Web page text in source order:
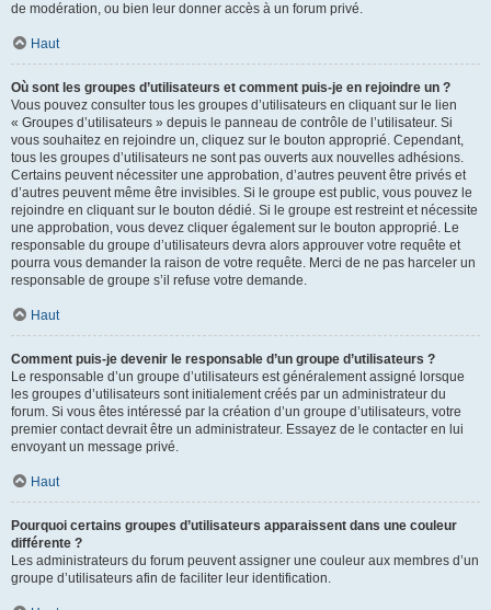
de modération, ou bien leur donner accès à un forum privé.
Haut
Où sont les groupes d’utilisateurs et comment puis-je en rejoindre un ?
Vous pouvez consulter tous les groupes d’utilisateurs en cliquant sur le lien
« Groupes d’utilisateurs » depuis le panneau de contrôle de l’utilisateur. Si
vous souhaitez en rejoindre un, cliquez sur le bouton approprié. Cependant,
tous les groupes d’utilisateurs ne sont pas ouverts aux nouvelles adhésions.
Certains peuvent nécessiter une approbation, d’autres peuvent être privés et
d’autres peuvent même être invisibles. Si le groupe est public, vous pouvez le
rejoindre en cliquant sur le bouton dédié. Si le groupe est restreint et nécessite
une approbation, vous devez cliquer également sur le bouton approprié. Le
responsable du groupe d’utilisateurs devra alors approuver votre requête et
pourra vous demander la raison de votre requête. Merci de ne pas harceler un
responsable de groupe s’il refuse votre demande.
Haut
Comment puis-je devenir le responsable d’un groupe d’utilisateurs ?
Le responsable d’un groupe d’utilisateurs est généralement assigné lorsque
les groupes d’utilisateurs sont initialement créés par un administrateur du
forum. Si vous êtes intéressé par la création d’un groupe d’utilisateurs, votre
premier contact devrait être un administrateur. Essayez de le contacter en lui
envoyant un message privé.
Haut
Pourquoi certains groupes d’utilisateurs apparaissent dans une couleur
différente ?
Les administrateurs du forum peuvent assigner une couleur aux membres d’un
groupe d’utilisateurs afin de faciliter leur identification.